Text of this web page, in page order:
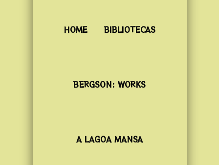
HOME BIBLIOTECAS
BERGSON: WORKS
A LAGOA MANSA